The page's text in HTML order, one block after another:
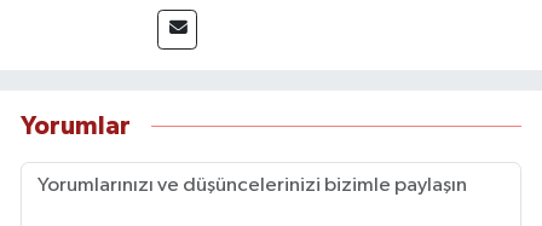
mezunu olan Tink, sahadan edindiği bilgilerle
doğruluk, tarafsızlık ve etik ilkeler
Yorumlar